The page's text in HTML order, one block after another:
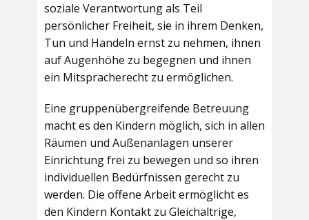
soziale Verantwortung als Teil
persönlicher Freiheit, sie in ihrem Denken,
Tun und Handeln ernst zu nehmen, ihnen
auf Augenhöhe zu begegnen und ihnen
ein Mitspracherecht zu ermöglichen.
Eine gruppenübergreifende Betreuung
macht es den Kindern möglich, sich in allen
Räumen und Außenanlagen unserer
Einrichtung frei zu bewegen und so ihren
individuellen Bedürfnissen gerecht zu
werden. Die offene Arbeit ermöglicht es
den Kindern Kontakt zu Gleichaltrige,